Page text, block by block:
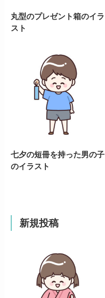
丸型のプレゼント箱のイラ
スト
七夕の短冊を持った男の子
のイラスト
新規投稿